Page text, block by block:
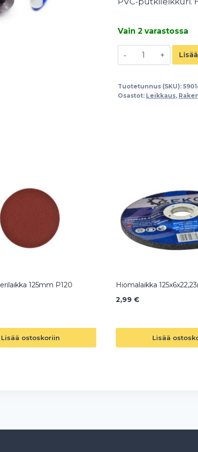
Vain 2 varastossa
Putkileikkuri
3-
määrä
Tuotetunnus (SKU):
Osastot: Leikkaus,
125mm P120
Lisää ostoskoriin
Hiomalaikka
2,99 €
Lisää